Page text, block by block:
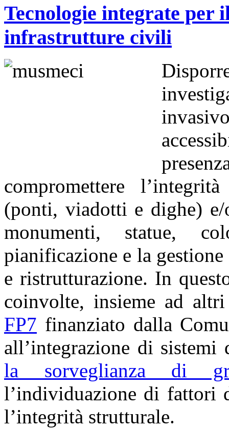
Tecnologie integrate per
infrastrutture civili
compromettere
(ponti, viadotti e dighe)
monumenti, statue,
pianificazione e la
e ristrutturazione. In
coinvolte, insieme ad
FP7 finanziato dalla
all’integrazione di
la sorveglianza di
l’individuazione di fattori
l’integrità strutturale.